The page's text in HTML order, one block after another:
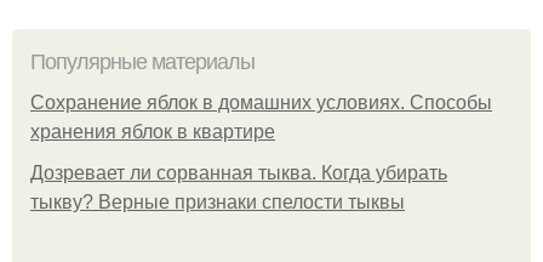
Популярные материалы
Сохранение яблок в домашних условиях. Способы
хранения яблок в квартире
Дозревает ли сорванная тыква. Когда убирать
тыкву? Верные признаки спелости тыквы